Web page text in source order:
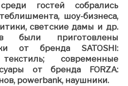
гостей собрались
шоу-бизнеса,
светские дамы и др.
были приготовлены
от бренда SATOSHI:
современные
от бренда FORZA:
powerbank, наушники.